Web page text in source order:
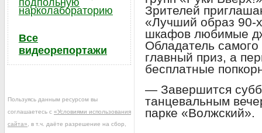
Зрителей
«Лучший образ 90-
шкафов любимые
Обладатель самого
главный приз, а
бесплатные
— Завершится
танцевальным
парке «Волжский».
подпольную
нарколабораторию
Все
видеорепортажи
Пользуясь данным ресурсом вы
соглашаетесь с «Условиями использования
сайта» , в т.ч. даёте разрешение на сбор,